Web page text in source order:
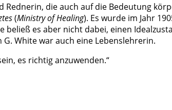
die auch auf die Bedeutung
(Ministry of Healing). Es wurde im Jahr
es aber nicht dabei, einen
White war auch eine Lebenslehrerin.
es richtig anzuwenden.“